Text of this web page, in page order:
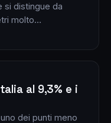
si distingue da
molto…
al 9,3% e i
dei punti meno